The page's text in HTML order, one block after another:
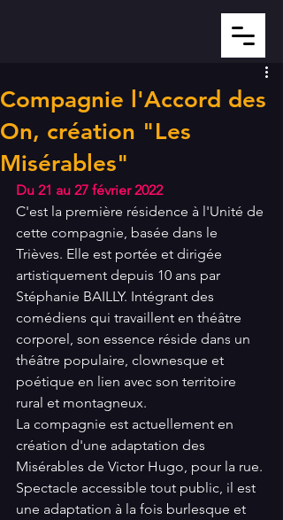
Compagnie l'Accord des
On, création "Les
Misérables"
Du 21 au 27 février 2022
C'est la première résidence à l'Unité de
cette compagnie, basée dans le
Trièves. Elle est portée et dirigée
artistiquement depuis 10 ans par
Stéphanie BAILLY. Intégrant des
comédiens qui travaillent en théâtre
corporel, son essence réside dans un
théâtre populaire, clownesque et
poétique en lien avec son territoire
rural et montagneux.
La compagnie est actuellement en
création d'une adaptation des
Misérables de Victor Hugo, pour la rue.
Spectacle accessible tout public, il est
une adaptation à la fois burlesque et